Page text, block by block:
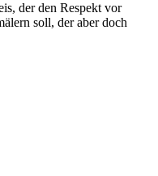
der den Respekt vor
soll, der aber doch